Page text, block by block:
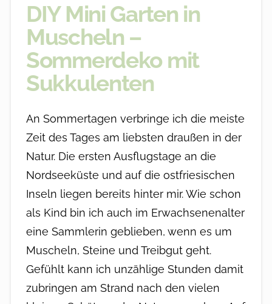
DIY Mini Garten in
Muscheln –
Sommerdeko mit
Sukkulenten
An Sommertagen verbringe ich die meiste
Zeit des Tages am liebsten draußen in der
Natur. Die ersten Ausflugstage an die
Nordseeküste und auf die ostfriesischen
Inseln liegen bereits hinter mir. Wie schon
als Kind bin ich auch im Erwachsenenalter
eine Sammlerin geblieben, wenn es um
Muscheln, Steine und Treibgut geht.
Gefühlt kann ich unzählige Stunden damit
zubringen am Strand nach den vielen